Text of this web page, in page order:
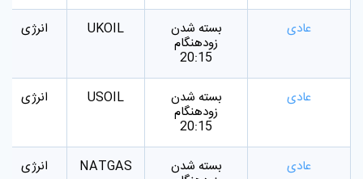
انرژی
UKOIL بسته شدن
زودهنگام
20:15
عادی
انرژی USOIL بسته شدن
زودهنگام
20:15
عادی
انرژی NATGAS بسته شدن عادی